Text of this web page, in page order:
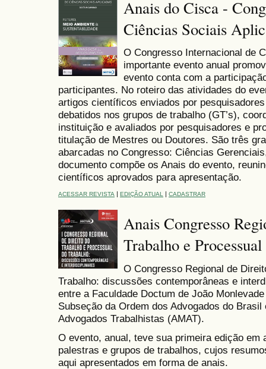
Anais do Cisca -
Ciências Sociais
O Congresso Internacional de
importante evento anual
evento conta com a
participantes. No roteiro das atividades do
artigos científicos enviados por
debatidos nos grupos de trabalho (GT’s),
instituição e avaliados por pesquisadores e
titulação de Mestres ou Doutores. São três
abarcadas no Congresso: Ciências
documento compõe os Anais do evento,
científicos aprovados para apresentação.
ACESSAR REVISTA | EDIÇÃO ATUAL | CADASTRAR
Anais Congresso
Trabalho e
O Congresso Regional de
Trabalho: discussões contemporâneas e
entre a Faculdade Doctum de João
Subseção da Ordem dos Advogados do
Advogados Trabalhistas (AMAT).
O evento, anual, teve sua primeira edição em
palestras e grupos de trabalhos, cujos
aqui apresentados em forma de anais.